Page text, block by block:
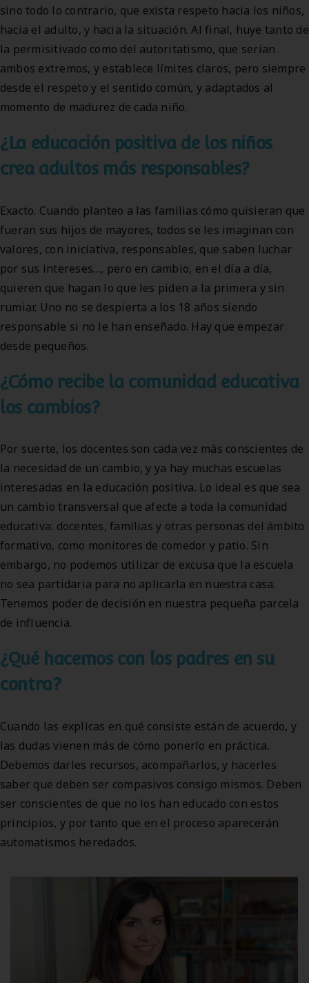
sino todo lo contrario, que exista respeto hacia los niños,
hacia el adulto, y hacia la situación. Al final, huye tanto de
la permisitivado como del autoritatismo, que serían
ambos extremos, y establece límites claros, pero siempre
desde el respeto y el sentido común, y adaptados al
momento de madurez de cada niño.
¿La educación positiva de los niños
crea adultos más responsables?
Exacto. Cuando planteo a las familias cómo quisieran que
fueran sus hijos de mayores, todos se les imaginan con
valores, con iniciativa, responsables, que saben luchar
por sus intereses…, pero en cambio, en el día a día,
quieren que hagan lo que les piden a la primera y sin
rumiar. Uno no se despierta a los 18 años siendo
responsable si no le han enseñado. Hay que empezar
desde pequeños.
¿Cómo recibe la comunidad educativa
los cambios?
Por suerte, los docentes son cada vez más conscientes de
la necesidad de un cambio, y ya hay muchas escuelas
interesadas en la educación positiva. Lo ideal es que sea
un cambio transversal que afecte a toda la comunidad
educativa: docentes, familias y otras personas del ámbito
formativo, como monitores de comedor y patio. Sin
embargo, no podemos utilizar de excusa que la escuela
no sea partidaria para no aplicarla en nuestra casa.
Tenemos poder de decisión en nuestra pequeña parcela
de influencia.
¿Qué hacemos con los padres en su
contra?
Cuando las explicas en qué consiste están de acuerdo, y
las dudas vienen más de cómo ponerlo en práctica.
Debemos darles recursos, acompañarlos, y hacerles
saber que deben ser compasivos consigo mismos. Deben
ser conscientes de que no los han educado con estos
principios, y por tanto que en el proceso aparecerán
automatismos heredados.